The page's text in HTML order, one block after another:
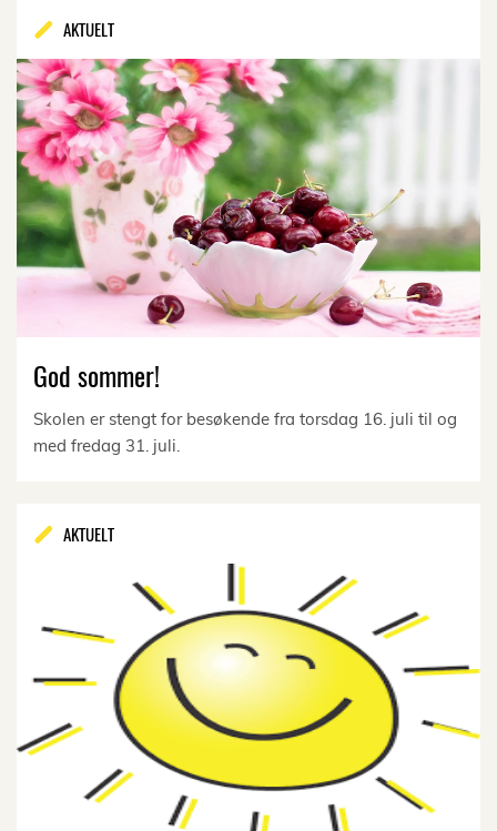
AKTUELT
God sommer!
Skolen er stengt for besøkende fra torsdag 16. juli til og
med fredag 31. juli.
AKTUELT